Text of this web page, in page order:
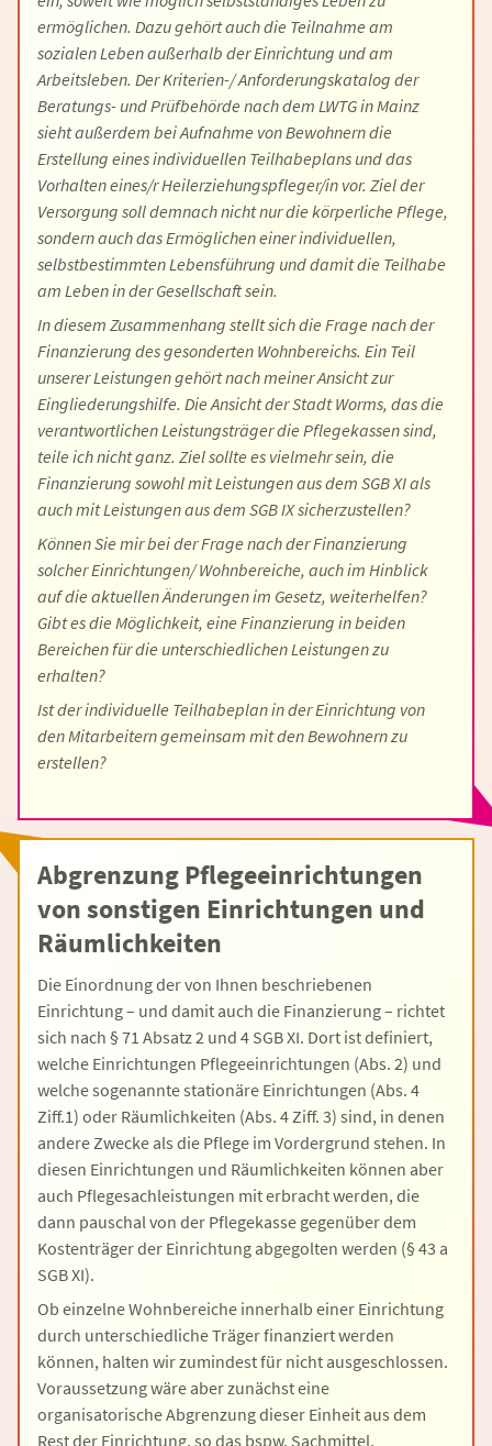
ermöglichen. Dazu gehört auch die Teilnahme am
sozialen Leben außerhalb der Einrichtung und am
Arbeitsleben. Der Kriterien-/ Anforderungskatalog der
Beratungs- und Prüfbehörde nach dem LWTG in Mainz
sieht außerdem bei Aufnahme von Bewohnern die
Erstellung eines individuellen Teilhabeplans und das
Vorhalten eines/r Heilerziehungspfleger/in vor. Ziel der
Versorgung soll demnach nicht nur die körperliche Pflege,
sondern auch das Ermöglichen einer individuellen,
selbstbestimmten Lebensführung und damit die Teilhabe
am Leben in der Gesellschaft sein.
In diesem Zusammenhang stellt sich die Frage nach der
Finanzierung des gesonderten Wohnbereichs. Ein Teil
unserer Leistungen gehört nach meiner Ansicht zur
Eingliederungshilfe. Die Ansicht der Stadt Worms, das die
verantwortlichen Leistungsträger die Pflegekassen sind,
teile ich nicht ganz. Ziel sollte es vielmehr sein, die
Finanzierung sowohl mit Leistungen aus dem SGB XI als
auch mit Leistungen aus dem SGB IX sicherzustellen?
Können Sie mir bei der Frage nach der Finanzierung
solcher Einrichtungen/ Wohnbereiche, auch im Hinblick
auf die aktuellen Änderungen im Gesetz, weiterhelfen?
Gibt es die Möglichkeit, eine Finanzierung in beiden
Bereichen für die unterschiedlichen Leistungen zu
erhalten?
Ist der individuelle Teilhabeplan in der Einrichtung von
den Mitarbeitern gemeinsam mit den Bewohnern zu
erstellen?
Abgrenzung Pflegeeinrichtungen
von sonstigen Einrichtungen und
Räumlichkeiten
Die Einordnung der von Ihnen beschriebenen
Einrichtung – und damit auch die Finanzierung – richtet
sich nach § 71 Absatz 2 und 4 SGB XI. Dort ist definiert,
welche Einrichtungen Pflegeeinrichtungen (Abs. 2) und
welche sogenannte stationäre Einrichtungen (Abs. 4
Ziff.1) oder Räumlichkeiten (Abs. 4 Ziff. 3) sind, in denen
andere Zwecke als die Pflege im Vordergrund stehen. In
diesen Einrichtungen und Räumlichkeiten können aber
auch Pflegesachleistungen mit erbracht werden, die
dann pauschal von der Pflegekasse gegenüber dem
Kostenträger der Einrichtung abgegolten werden (§ 43 a
SGB XI).
Ob einzelne Wohnbereiche innerhalb einer Einrichtung
durch unterschiedliche Träger finanziert werden
können, halten wir zumindest für nicht ausgeschlossen.
Voraussetzung wäre aber zunächst eine
organisatorische Abgrenzung dieser Einheit aus dem
Rest der Einrichtung, so das bspw. Sachmittel,